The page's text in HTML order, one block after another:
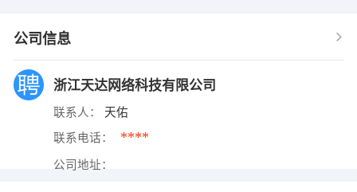
公司信息
浙江天达网络科技有限公司
联系人： 天佑
联系电话： ****
公司地址：